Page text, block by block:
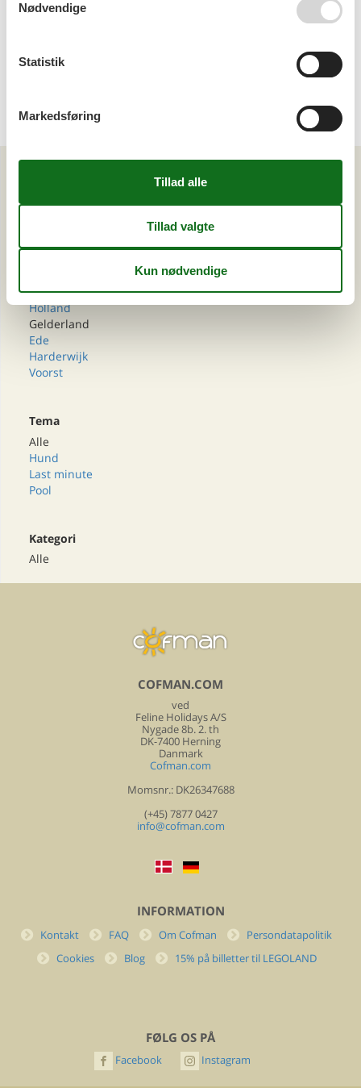
Sommerhus
Alle
Holland
Gelderland
Ede
Harderwijk
Voorst
Tema
Alle
Hund
Last minute
Pool
Kategori
Alle
COFMAN.COM
ved
Feline Holidays A/S
Nygade 8b. 2. th
DK-7400 Herning
Danmark
Cofman.com
Momsnr.: DK26347688
(+45) 7877 0427
info@cofman.com
INFORMATION
Kontakt FAQ Om Cofman
Persondatapolitik
Cookies
Blog 15% på billetter til LEGOLAND
FØLG OS PÅ
Facebook Instagram
Nødvendige
Statistik
Markedsføring